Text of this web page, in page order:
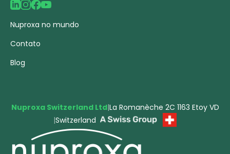
Nuproxa no mundo
Contato
Blog
Nuproxa Switzerland Ltd|La Romanèche 2C 1163 Etoy VD
|Switzerland